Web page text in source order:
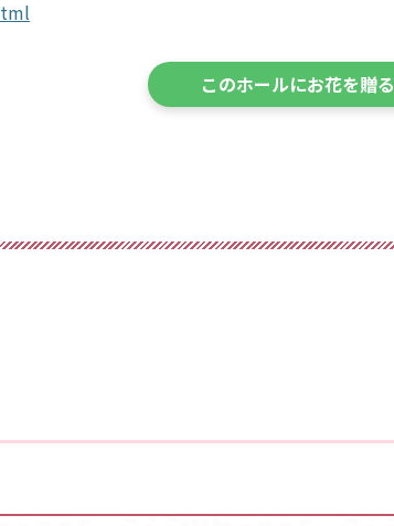
このホールにお花を贈る